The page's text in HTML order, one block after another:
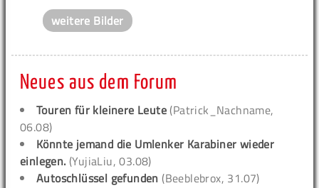
weitere Bilder
Neues aus dem Forum
Touren für kleinere Leute (Patrick_Nachname,
06.08)
Könnte jemand die Umlenker Karabiner wieder
einlegen. (YujiaLiu, 03.08)
Autoschlüssel gefunden (Beeblebrox, 31.07)